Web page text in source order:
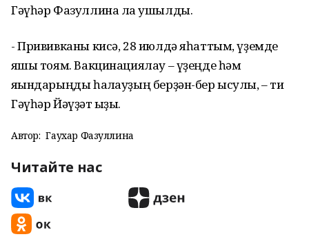
Гәүһәр Фазуллина ла ҡушылды.
- Прививканы кисә, 28 июлдә яһаттым, үҙемде
яҡшы тоям. Вакцинациялау – үҙеңде һәм
яҡындарыңды һаҡлауҙың берҙән-бер ысулы, – ти
Гәүһәр Йәүҙәт ҡыҙы.
Автор: Гаухар Фазуллина
Читайте нас